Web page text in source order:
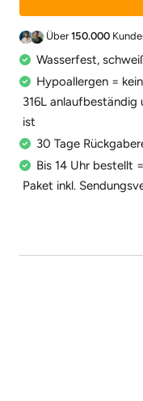
Über150.000
Wasserfest,
Hypoallergen =
316L
ist
30 Tage
Bis 14 Uhr bestellt
Paket inkl.